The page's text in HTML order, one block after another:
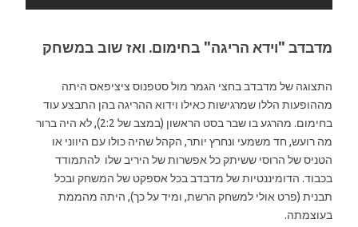
מדבדב "וידא הריגה" בחימום. ואז שוב במשחק
התצוגה של מדבדב בחצי הגמר מול סטפנוס ציציפאס היתה
מההופעות הללו שמרגישות כאילו וידוא ההריגה בהן התבצע עוד
בחימום. מהרגע בו שבר בסט הראשון (במצב של 2:2), לא היה ברור
מה רועש, חד משמעי ונחרץ יותר, הקהל שהיה כולו עם היווני או
הטניס של הרוסי ששיתק כל אפשרות של היריב שלו להתמודד
בכבוד. הדומיננטיות של מדבדב בכל אספקט של המשחק ובכל
תבנית (פרט אולי למשחק הרשת, ומיד על כך), היתה מהממת
בעוצמתה.